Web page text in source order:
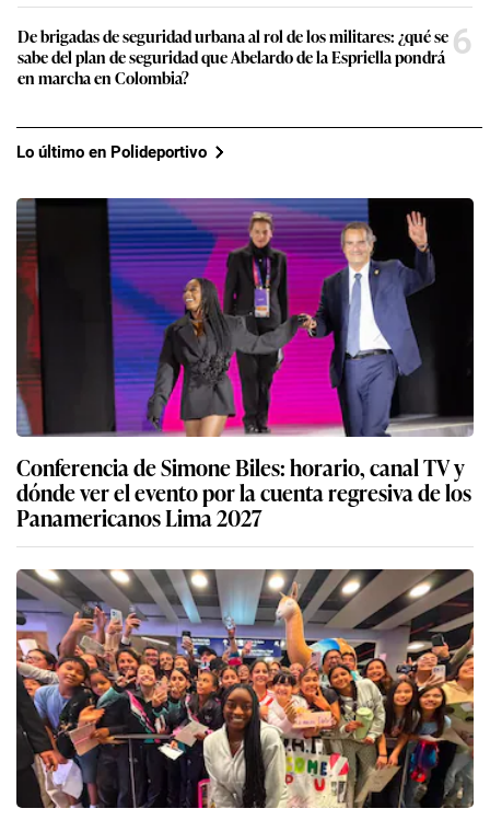
De brigadas de seguridad urbana al rol de los militares: ¿qué se
sabe del plan de seguridad que Abelardo de la Espriella pondrá
en marcha en Colombia?
6
Lo último en Polideportivo
Conferencia de Simone Biles: horario, canal TV y
dónde ver el evento por la cuenta regresiva de los
Panamericanos Lima 2027